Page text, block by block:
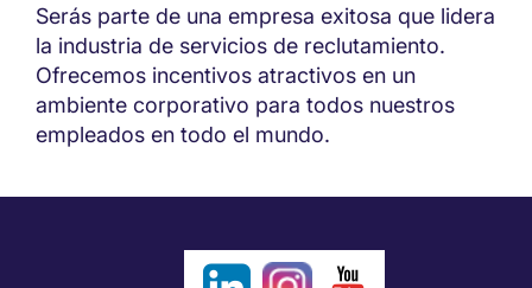
Serás parte de una empresa exitosa que lidera
la industria de servicios de reclutamiento.
Ofrecemos incentivos atractivos en un
ambiente corporativo para todos nuestros
empleados en todo el mundo.